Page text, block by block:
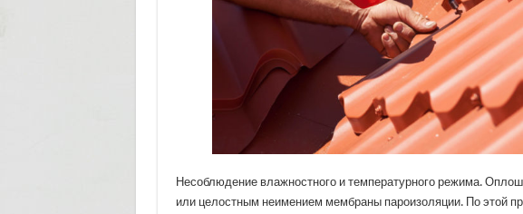
Несоблюдение влажностного и температурного режима.
или целостным неимением мембраны пароизоляции. По этой